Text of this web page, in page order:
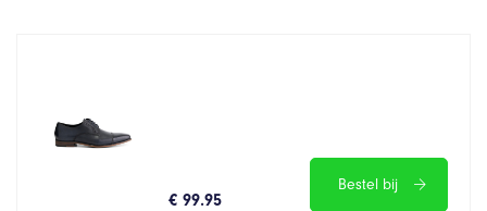
€ 99.95
Bestel bij